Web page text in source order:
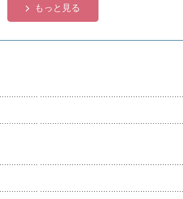
もっと見る